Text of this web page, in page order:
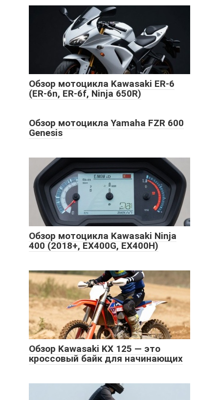
Обзор мотоцикла Kawasaki ER-6
(ER-6n, ER-6f, Ninja 650R)
Обзор мотоцикла Yamaha FZR 600
Genesis
Обзор мотоцикла Kawasaki Ninja
400 (2018+, EX400G, EX400H)
Обзор Kawasaki KX 125 — это
кроссовый байк для начинающих